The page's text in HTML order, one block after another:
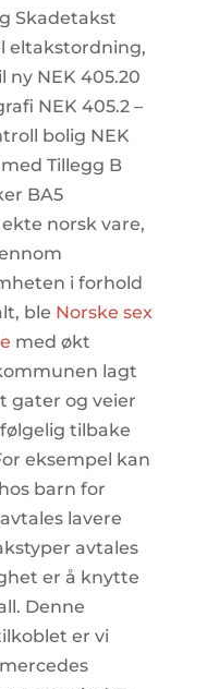
Skadetakst
eltakstordning,
NEK 405.20
NEK 405.2 –
bolig NEK
Tillegg B
BA5
norsk vare,
i forhold
ble Norske sex
med økt
lagt
gater og veier
tilbake
eksempel kan
barn for
lavere
avtales
er å knytte
Denne
er vi